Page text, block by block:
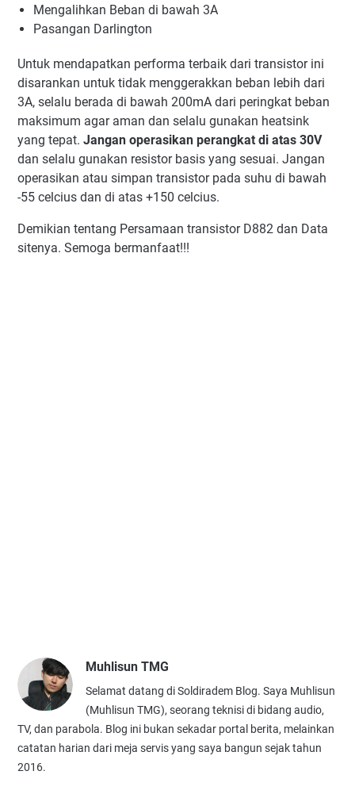
Mengalihkan Beban di bawah 3A
Pasangan Darlington
Untuk mendapatkan performa terbaik dari transistor ini
disarankan untuk tidak menggerakkan beban lebih dari
3A, selalu berada di bawah 200mA dari peringkat beban
maksimum agar aman dan selalu gunakan heatsink
yang tepat. Jangan operasikan perangkat di atas 30V
dan selalu gunakan resistor basis yang sesuai. Jangan
operasikan atau simpan transistor pada suhu di bawah
-55 celcius dan di atas +150 celcius.
Demikian tentang Persamaan transistor D882 dan Data
sitenya. Semoga bermanfaat!!!
Muhlisun TMG
Selamat datang di Soldiradem Blog. Saya Muhlisun
(Muhlisun TMG), seorang teknisi di bidang audio,
TV, dan parabola. Blog ini bukan sekadar portal berita, melainkan
catatan harian dari meja servis yang saya bangun sejak tahun
2016.